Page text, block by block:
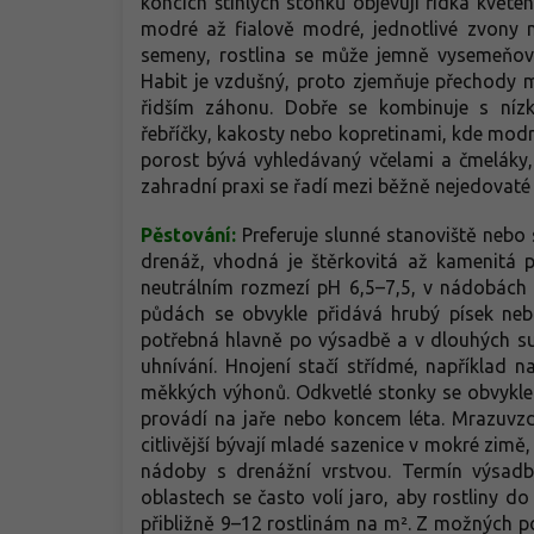
modré až fialově modré, jednotlivé zvony
semeny, rostlina se může jemně
Habit je vzdušný, proto zjemňuje přechody
řidším záhonu. Dobře se kombinuje s
řebříčky, kakosty nebo kopretinami, kde
porost bývá vyhledávaný včelami a
zahradní praxi se řadí mezi běžně
Pěstování: Preferuje slunné stanoviště
drenáž, vhodná je štěrkovitá až kamenitá
neutrálním rozmezí pH 6,5–7,5, v
půdách se obvykle přidává hrubý písek
potřebná hlavně po výsadbě a v dlouhých
uhnívání. Hnojení stačí střídmé, například
měkkých výhonů. Odkvetlé stonky se
provádí na jaře nebo koncem léta.
citlivější bývají mladé sazenice v mokré
nádoby s drenážní vrstvou. Termín
oblastech se často volí jaro, aby rostliny
přibližně 9–12 rostlinám na m². Z možných